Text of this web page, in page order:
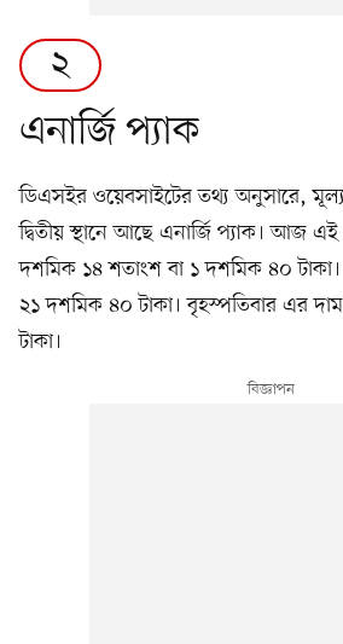
২
এনার্জি প্যাক
ডিএসইর ওয়েবসাইটের তথ্য অনুসারে,
দ্বিতীয় স্থানে আছে এনার্জি প্যাক। আজ
দশমিক ১৪ শতাংশ বা ১ দশমিক ৪০
২১ দশমিক ৪০ টাকা। বৃহস্পতিবার এর
টাকা।